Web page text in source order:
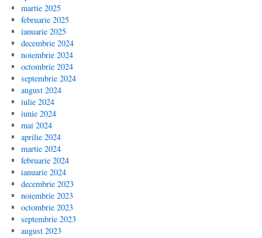
martie 2025
februarie 2025
ianuarie 2025
decembrie 2024
noiembrie 2024
octombrie 2024
septembrie 2024
august 2024
iulie 2024
iunie 2024
mai 2024
aprilie 2024
martie 2024
februarie 2024
ianuarie 2024
decembrie 2023
noiembrie 2023
octombrie 2023
septembrie 2023
august 2023